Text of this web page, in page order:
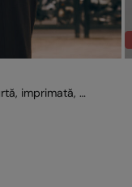
Cămașă cu mânecă scurtă, imprimată, din in și viscoză